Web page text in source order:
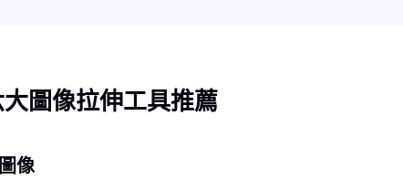
圖像拉伸工具推薦
像